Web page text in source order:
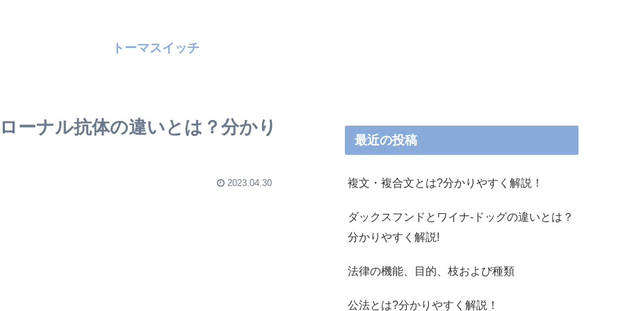
トーマスイッチ
ーナル抗体の違いとは？分かり
2023.04.30
最近の投稿
複文・複合文とは?分かりやすく解説！
ダックスフンドとワイナ-ドッグの違いとは？
分かりやすく解説!
法律の機能、目的、枝および種類
公法とは?分かりやすく解説！